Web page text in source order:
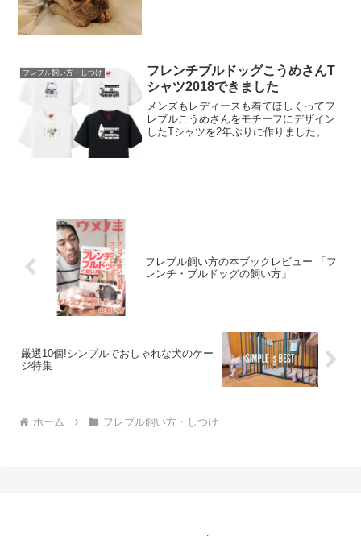
フレブル飼い方・しつけ
フレンチブルドッグこうめさんT
シャツ2018できました
メンズもレディースも着てほしくってフ
レブルこうめさんをモチーフにデザイン
したTシャツを2年ぶりに作りました。今
フレブル飼い方の本ブックレビュー 「フ
レンチ・ブルドッグの飼い方」
厳選10個!シンプルでおしゃれな犬のケー
ジ特集
ホーム フレブル飼い方・しつけ